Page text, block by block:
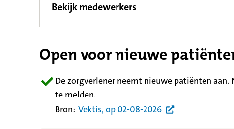
Bekijk medewerkers
Open voor nieuwe
De zorgverlener neemt nieuwe patiënten
te melden.
Bron: Vektis, op 02-08-2026